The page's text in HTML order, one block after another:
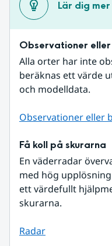
Lär dig mer
Observationer
Alla orter har inte
beräknas ett värde
och modelldata.
Observationer eller
Få koll på skurarna
En väderradar
med hög
ett värdefullt
skurarna.
Radar